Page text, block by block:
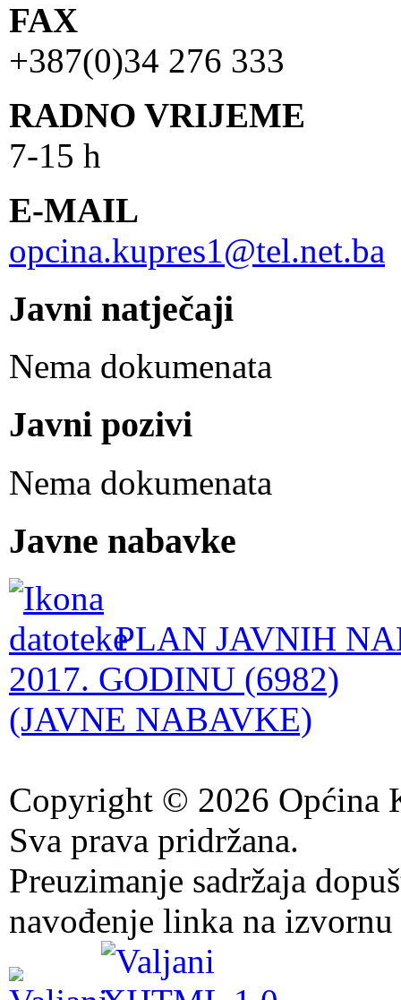
FAX
+387(0)34 276 333
RADNO VRIJEME
7-15 h
E-MAIL
opcina.kupres1@tel.net.ba
Javni natječaji
Nema dokumenata
Javni pozivi
Nema dokumenata
Javne nabavke
PLAN JAVNIH
2017. GODINU (6982)
(JAVNE NABAVKE)
Copyright © 2026 Općina
Sva prava pridržana.
Preuzimanje sadržaja
navođenje linka na izvornu